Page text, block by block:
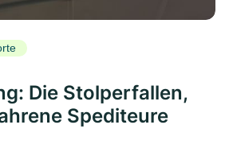
Die Stolperfallen,
Spediteure